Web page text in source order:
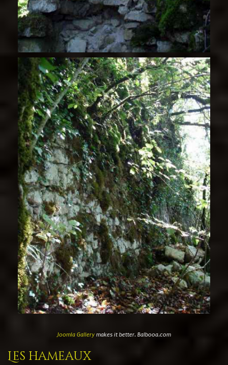
Joomla Gallerymakes it better. Balbooa.com
Les hameaux